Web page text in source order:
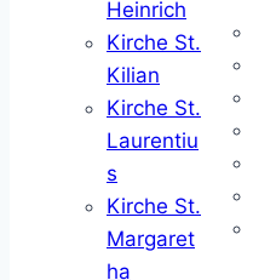
Heinrich
Kirche St.
Kilian
Kirche St.
Laurentiu
s
Kirche St.
Margaret
ha